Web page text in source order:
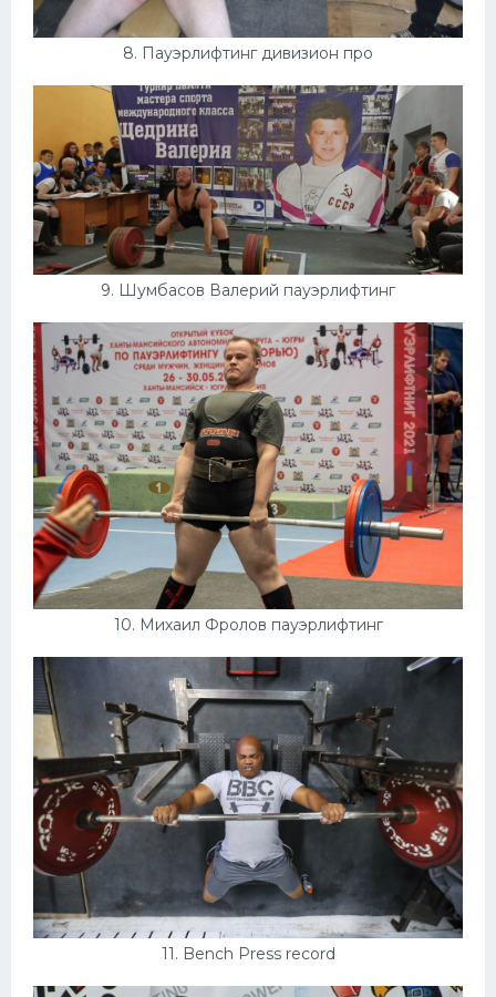
8. Пауэрлифтинг дивизион про
9. Шумбасов Валерий пауэрлифтинг
10. Михаил Фролов пауэрлифтинг
11. Bench Press record